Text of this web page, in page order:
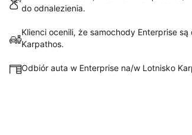
do odnalezienia.
Klienci ocenili, że samochody Enterprise
Karpathos.
Odbiór auta w Enterprise na/w Lotnisko